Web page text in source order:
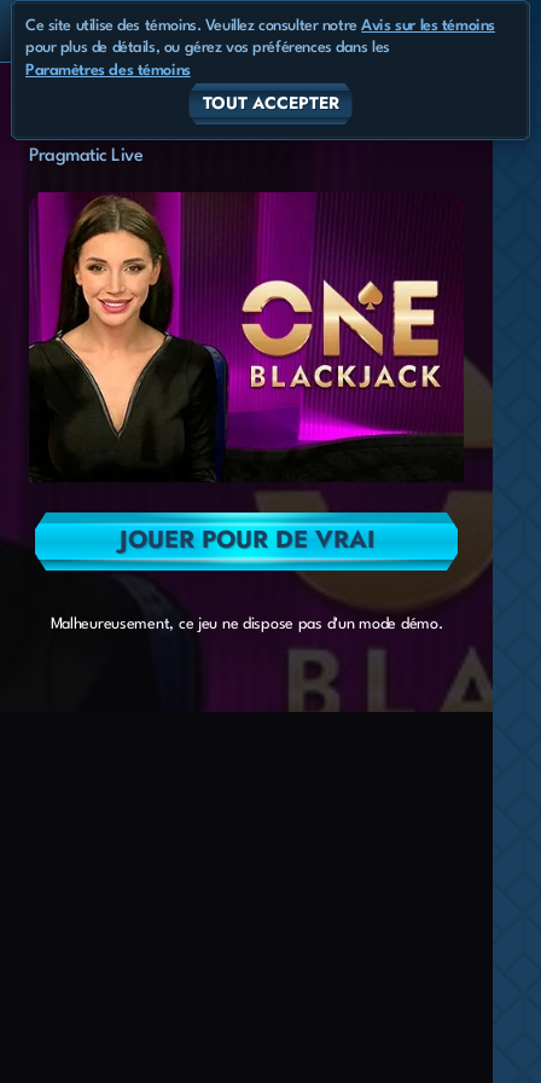
ONE Blackjack 1
Pragmatic Live
JOUER POUR DE VRAI
Malheureusement, ce jeu ne dispose pas d'un mode démo.
Ce site utilise des témoins. Veuillez consulter notreAvis sur les témoins
pour plus de détails, ou gérez vos préférences dans les
Paramètres des témoins
TOUT ACCEPTER